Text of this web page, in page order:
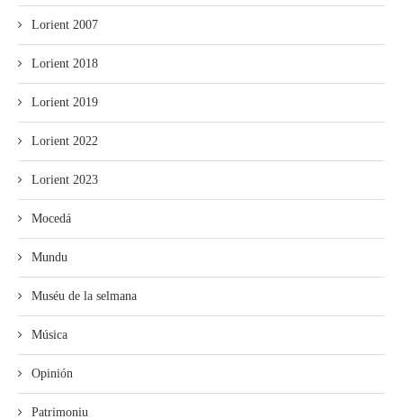
Lorient 2007
Lorient 2018
Lorient 2019
Lorient 2022
Lorient 2023
Mocedá
Mundu
Muséu de la selmana
Música
Opinión
Patrimoniu